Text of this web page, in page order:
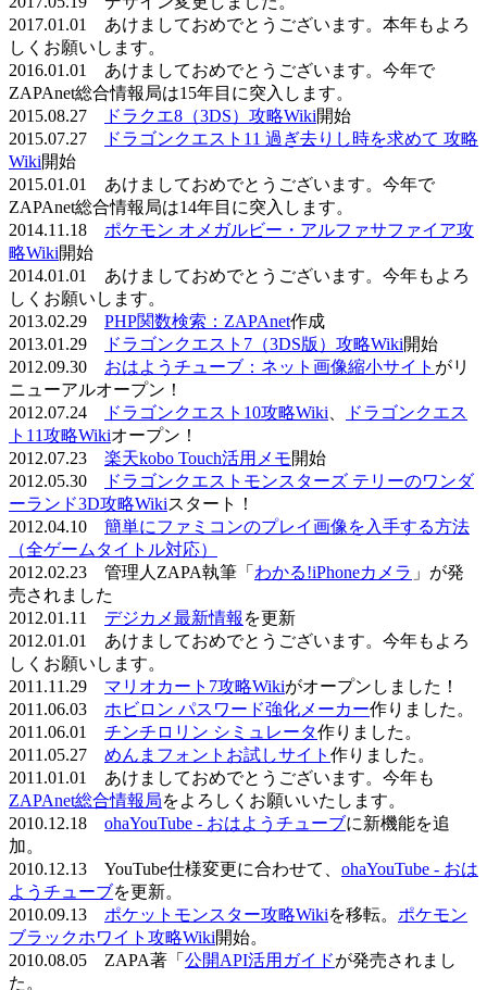
2017.01.01 あけましておめでとうございます。本年もよろ
しくお願いします。
2016.01.01 あけましておめでとうございます。今年で
ZAPAnet総合情報局は15年目に突入します。
2015.08.27
ドラクエ8（3DS）攻略Wiki開始
2015.07.27
ドラゴンクエスト11 過ぎ去りし時を求めて 攻略
Wiki開始
2015.01.01 あけましておめでとうございます。今年で
ZAPAnet総合情報局は14年目に突入します。
2014.11.18 ポケモン オメガルビー・アルファサファイア攻
略Wiki開始
2014.01.01 あけましておめでとうございます。今年もよろ
しくお願いします。
2013.02.29 PHP関数検索：ZAPAnet作成
2013.01.29
ドラゴンクエスト7（3DS版）攻略Wiki開始
2012.09.30 おはようチューブ：ネット画像縮小サイト がリ
ニューアルオープン！
2012.07.24
ドラゴンクエスト10攻略Wiki
ドラゴンクエス
ト11攻略Wikiオープン！
2012.07.23 楽天kobo Touch活用メモ開始
2012.05.30
ドラゴンクエストモンスターズ テリーのワンダ
ーランド3D攻略Wikiスタート！
2012.04.10 簡単にファミコンのプレイ画像を入手する方法
（全ゲームタイトル対応）
2012.02.23 管理人ZAPA執筆「 わかる!iPhoneカメラ 」が発
売されました
2012.01.11 デジカメ最新情報 を更新
2012.01.01 あけましておめでとうございます。今年もよろ
しくお願いします。
2011.11.29 マリオカート7攻略Wikiがオープンしました！
2011.06.03 ホビロン パスワード強化メーカー作りました。
2011.06.01 チンチロリン シミュレータ作りました。
2011.05.27 めんまフォントお試しサイト 作りました。
2011.01.01 あけましておめでとうございます。今年も
ZAPAnet総合情報局をよろしくお願いいたします。
2010.12.18 ohaYouTube - おはようチューブに新機能を追
加。
2010.12.13 YouTube仕様変更に合わせて、 ohaYouTube - おは
ようチューブを更新。
2010.09.13 ポケットモンスター攻略Wikiを移転。 ポケモン
ブラックホワイト攻略Wiki開始。
2010.08.05 ZAPA著「 公開API活用ガイドが発売されまし
た。